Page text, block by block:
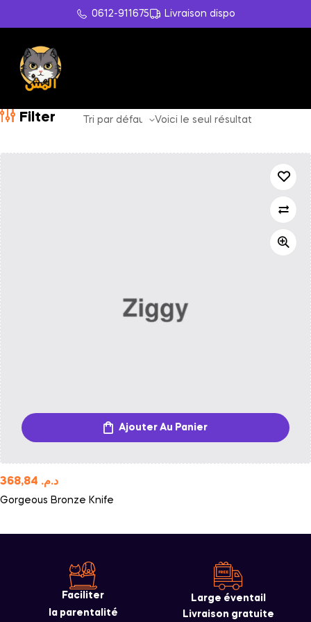
0612-911675 Livraison dispo
Filter Voici le seul résultat
Ajouter Au Panier
د.م.
Gorgeous Bronze Knife
Faciliter
la parentalité
Large éventail
Livraison gratuite